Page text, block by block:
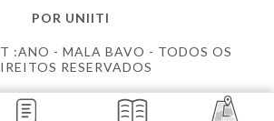
:ANO - MALA BAVO - TODOS OS
RESERVADOS
POR UNIITI